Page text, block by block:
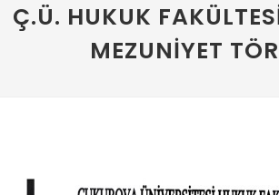
Ç.Ü. HUKUK
MEZUNIYET